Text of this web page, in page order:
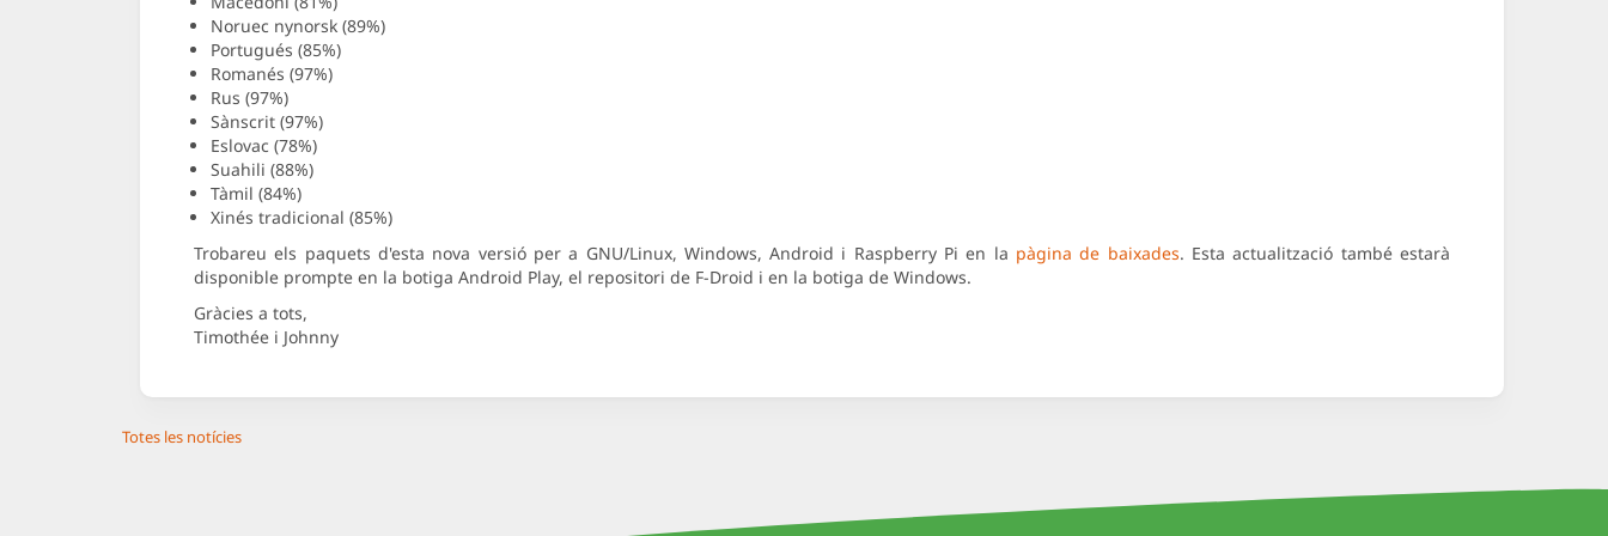
Noruec nynorsk (89%)
Portugués (85%)
Romanés (97%)
Rus (97%)
Sànscrit (97%)
Eslovac (78%)
Suahili (88%)
Tàmil (84%)
Xinés tradicional (85%)
Trobareu els paquets d'esta nova versió per a GNU/Linux, Windows, Android i Raspberry Pi en la pàgina de baixades. Esta actualització també estarà
disponible prompte en la botiga Android Play, el repositori de F-Droid i en la botiga de Windows.
Gràcies a tots,
Timothée i Johnny
Totes les notícies